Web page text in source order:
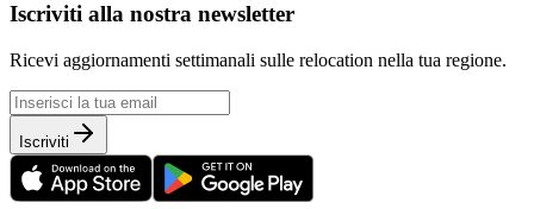
Iscriviti alla nostra newsletter
Ricevi aggiornamenti settimanali sulle relocation nella tua regione.
Iscriviti